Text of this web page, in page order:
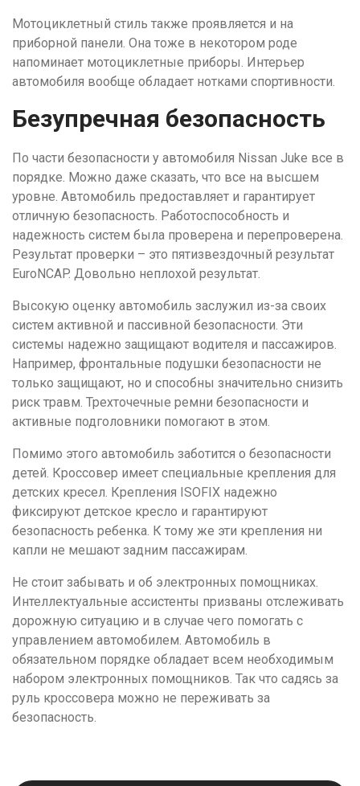
Мотоциклетный стиль также проявляется и на
приборной панели. Она тоже в некотором роде
напоминает мотоциклетные приборы. Интерьер
автомобиля вообще обладает нотками спортивности.
Безупречная безопасность
По части безопасности у автомобиля Nissan Juke все в
порядке. Можно даже сказать, что все на высшем
уровне. Автомобиль предоставляет и гарантирует
отличную безопасность. Работоспособность и
надежность систем была проверена и перепроверена.
Результат проверки – это пятизвездочный результат
EuroNCAP. Довольно неплохой результат.
Высокую оценку автомобиль заслужил из-за своих
систем активной и пассивной безопасности. Эти
системы надежно защищают водителя и пассажиров.
Например, фронтальные подушки безопасности не
только защищают, но и способны значительно снизить
риск травм. Трехточечные ремни безопасности и
активные подголовники помогают в этом.
Помимо этого автомобиль заботится о безопасности
детей. Кроссовер имеет специальные крепления для
детских кресел. Крепления ISOFIX надежно
фиксируют детское кресло и гарантируют
безопасность ребенка. К тому же эти крепления ни
капли не мешают задним пассажирам.
Не стоит забывать и об электронных помощниках.
Интеллектуальные ассистенты призваны отслеживать
дорожную ситуацию и в случае чего помогать с
управлением автомобилем. Автомобиль в
обязательном порядке обладает всем необходимым
набором электронных помощников. Так что садясь за
руль кроссовера можно не переживать за
безопасность.